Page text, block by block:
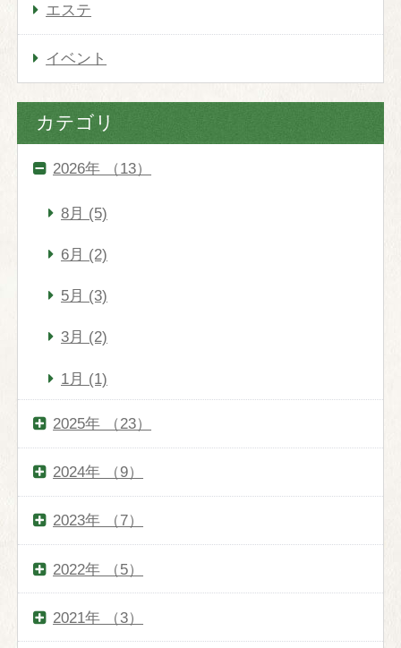
エステ
イベント
カテゴリ
2026年 （13）
8月 (5)
6月 (2)
5月 (3)
3月 (2)
1月 (1)
2025年 （23）
2024年 （9）
2023年 （7）
2022年 （5）
2021年 （3）
コンベンションホール
館内施設
庭園
交通案内
過ごし方
ホテル内の滞在を楽しむ
インフォメーション
お問い合わせ
よくあるご質問
プライバシーポリシー
宿泊約款